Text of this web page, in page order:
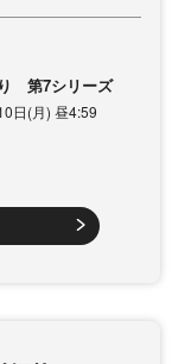
第7シリーズ
日(月) 昼4:59